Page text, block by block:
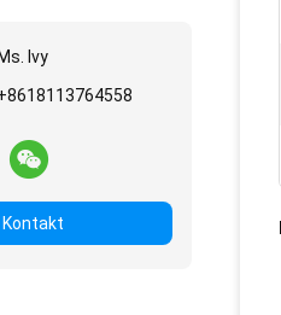
Ms. Ivy
Kontakt